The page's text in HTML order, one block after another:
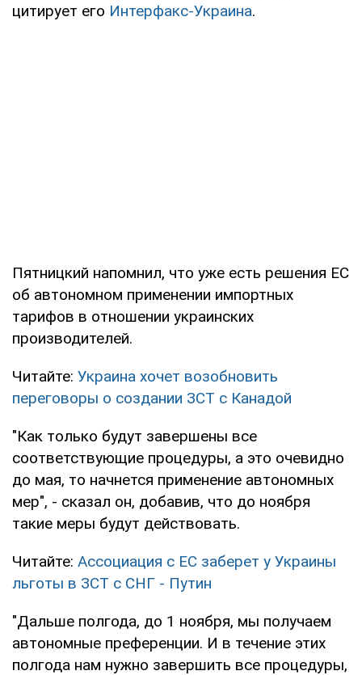
цитирует его Интерфакс-Украина.
Пятницкий напомнил, что уже есть решения ЕС
об автономном применении импортных
тарифов в отношении украинских
производителей.
Читайте: Украина хочет возобновить
переговоры о создании ЗСТ с Канадой
"Как только будут завершены все
соответствующие процедуры, а это очевидно
до мая, то начнется применение автономных
мер", - сказал он, добавив, что до ноября
такие меры будут действовать.
Читайте: Ассоциация с ЕС заберет у Украины
льготы в ЗСТ с СНГ - Путин
"Дальше полгода, до 1 ноября, мы получаем
автономные преференции. И в течение этих
полгода нам нужно завершить все процедуры,